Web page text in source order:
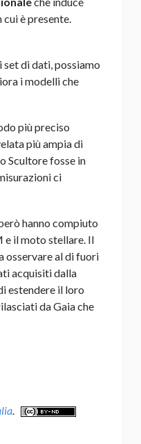
è presente.
di dati, possiamo
i modelli che
più preciso
più ampia di
Scultore fosse in
ci
hanno compiuto
e il moto stellare. Il
osservare al di fuori
acquisiti dalla
estendere il loro
da Gaia che
.